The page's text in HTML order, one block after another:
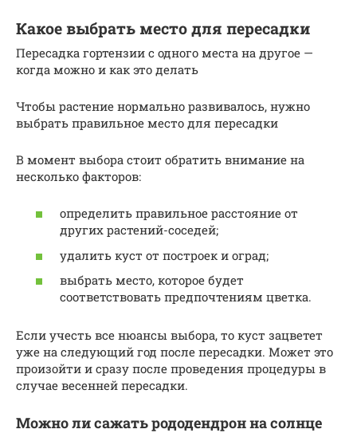
Какое выбрать место для пересадки
Пересадка гортензии с одного места на другое —
когда можно и как это делать
Чтобы растение нормально развивалось, нужно
выбрать правильное место для пересадки
В момент выбора стоит обратить внимание на
несколько факторов:
определить правильное расстояние от
других растений-соседей;
удалить куст от построек и оград;
выбрать место, которое будет
соответствовать предпочтениям цветка.
Если учесть все нюансы выбора, то куст зацветет
уже на следующий год после пересадки. Может это
произойти и сразу после проведения процедуры в
случае весенней пересадки.
Можно ли сажать рододендрон на солнце